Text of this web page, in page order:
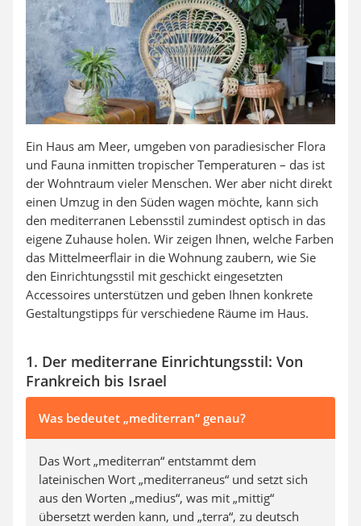
Ein Haus am Meer, umgeben von paradiesischer Flora
und Fauna inmitten tropischer Temperaturen – das ist
der Wohntraum vieler Menschen. Wer aber nicht direkt
einen Umzug in den Süden wagen möchte, kann sich
den mediterranen Lebensstil zumindest optisch in das
eigene Zuhause holen. Wir zeigen Ihnen, welche Farben
das Mittelmeerflair in die Wohnung zaubern, wie Sie
den Einrichtungsstil mit geschickt eingesetzten
Accessoires unterstützen und geben Ihnen konkrete
Gestaltungstipps für verschiedene Räume im Haus.
1. Der mediterrane Einrichtungsstil: Von
Frankreich bis Israel
Was bedeutet „mediterran“ genau?
Das Wort „mediterran“ entstammt dem
lateinischen Wort „mediterraneus“ und setzt sich
aus den Worten „medius“, was mit „mittig“
übersetzt werden kann, und „terra“, zu deutsch